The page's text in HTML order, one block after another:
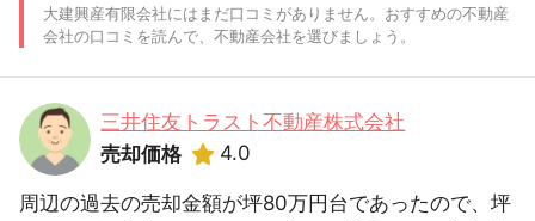
大建興産有限会社にはまだ口コミがありません。おすすめの不動産
会社の口コミを読んで、不動産会社を選びましょう。
三井住友トラスト不動産株式会社
売却価格
4.0
周辺の過去の売却金額が坪80万円台であったので、坪